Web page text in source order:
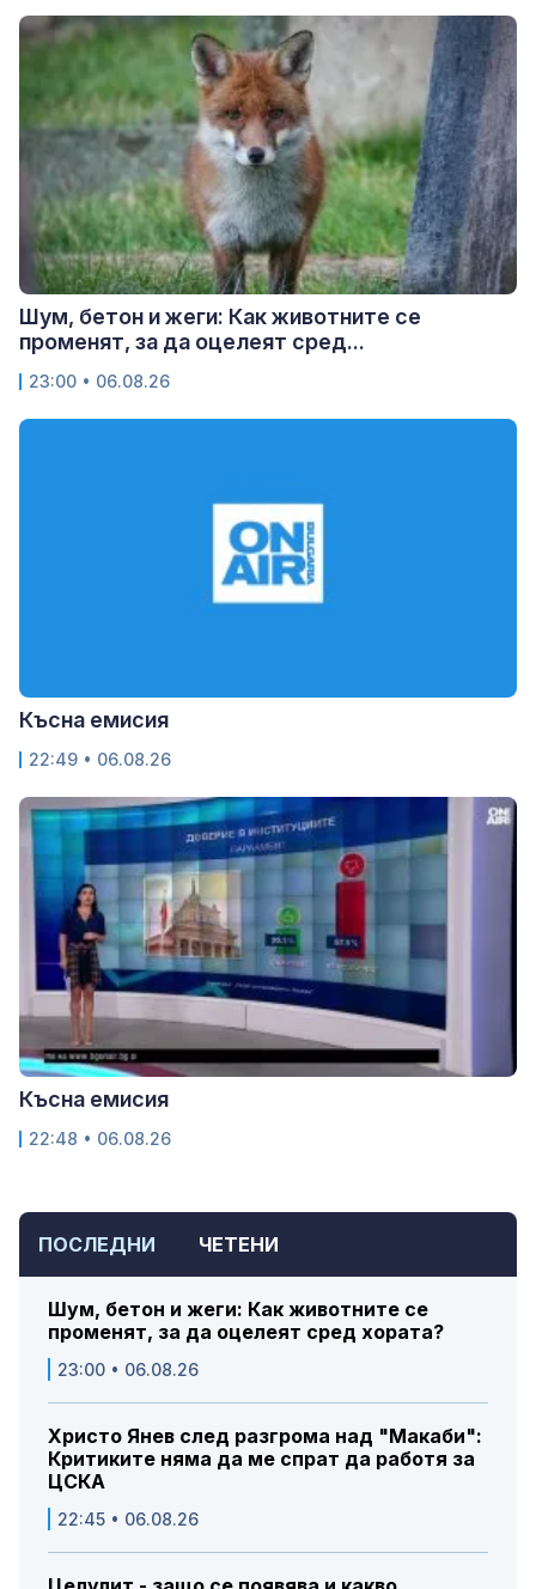
ПОСЛЕДНИ ЧЕТЕНИ
Шум, бетон и жеги: Как животните се
променят, за да оцелеят сред хората?
23:00 • 06.08.26
Христо Янев след разгрома над "Макаби":
Критиките няма да ме спрат да работя за
ЦСКА
22:45 • 06.08.26
Шум, бетон и жеги: Как животните се
променят, за да оцелеят сред...
23:00 • 06.08.26
Късна емисия
22:49 • 06.08.26
Късна емисия
22:48 • 06.08.26